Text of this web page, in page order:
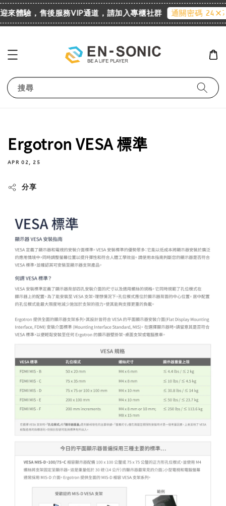
體驗，售後服務VIP通道，請加入專櫃社群 通關密碼 2455
搜尋
Ergotron VESA 標準
APR 02, 25
分享